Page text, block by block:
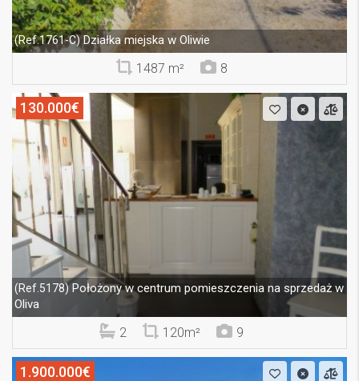
(Ref.1761-C)Działka miejska w Oliwie
1487 m² 8
130.000€
(Ref.5178) Położony w centrum pomieszczenia na sprzedaż w
Oliva
2 120m² 9
1.900.000€